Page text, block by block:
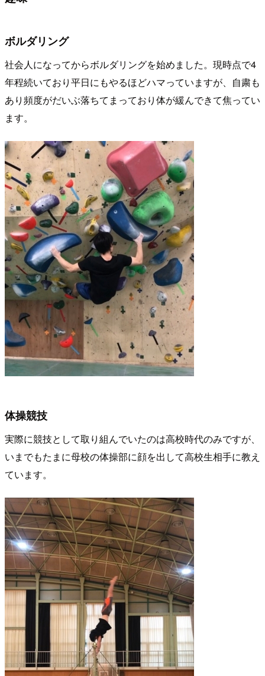
ボルダリング
社会人になってからボルダリングを始めました。現時点で4
年程続いており平日にもやるほどハマっていますが、自粛も
あり頻度がだいぶ落ちてまっており体が緩んできて焦ってい
ます。
体操競技
実際に競技として取り組んでいたのは高校時代のみですが、
いまでもたまに母校の体操部に顔を出して高校生相手に教え
ています。